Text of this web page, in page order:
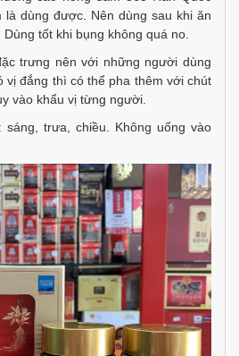
là dùng được. Nên dùng sau khi ăn
tốt khi bụng không quá no.
trưng nên với những người dùng
vị đắng thì có thể pha thêm với chút
vào khẩu vị từng người.
sáng, trưa, chiều. Không uống vào